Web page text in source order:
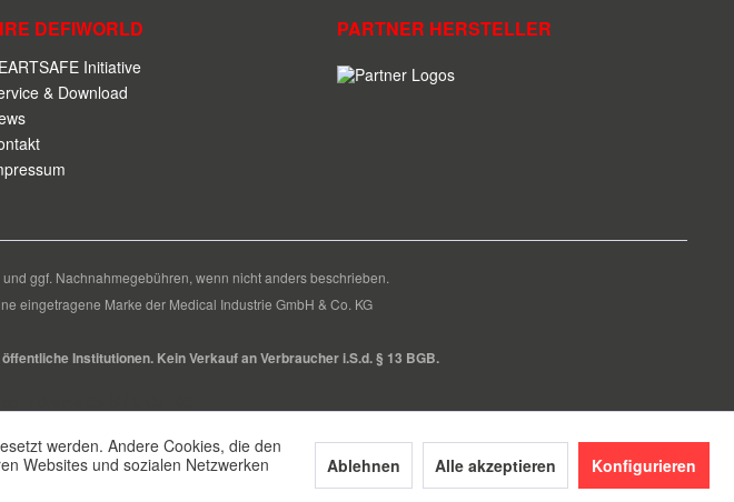
DEFIWORLD
Initiative
& Download
PARTNER HERSTELLER
und ggf. Nachnahmegebühren, wenn nicht anders beschrieben.
eingetragene Marke der Medical Industrie GmbH & Co. KG
Institutionen. Kein Verkauf an Verbraucher i.S.d. § 13 BGB.
werden. Andere Cookies, die den
Websites und sozialen Netzwerken
Ablehnen Alle akzeptieren Konfigurieren